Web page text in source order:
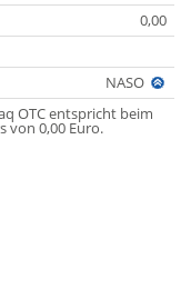
0,00
NASO
OTC entspricht beim
von 0,00 Euro.